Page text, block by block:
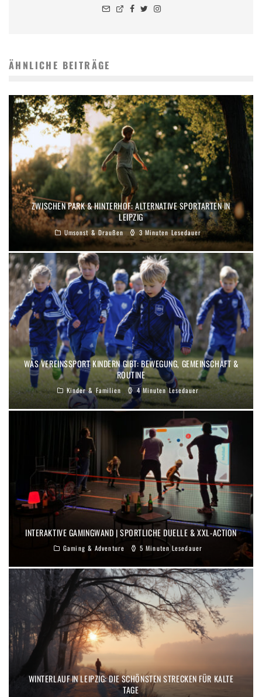
ÄHNLICHE BEITRÄGE
ZWISCHEN PARK & HINTERHOF: ALTERNATIVE SPORTARTEN IN
LEIPZIG
Umsonst & Draußen 3 Minuten Lesedauer
WAS VEREINSSPORT KINDERN GIBT: BEWEGUNG, GEMEINSCHAFT &
ROUTINE
Kinder & Familien 4 Minuten Lesedauer
INTERAKTIVE GAMINGWAND | SPORTLICHE DUELLE & XXL-ACTION
Gaming & Adventure 5 Minuten Lesedauer
WINTERLAUF IN LEIPZIG: DIE SCHÖNSTEN STRECKEN FÜR KALTE
TAGE